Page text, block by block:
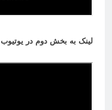
لینک به بخش دوم در یوتیوب